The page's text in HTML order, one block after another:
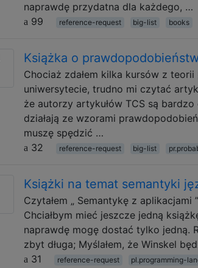
naprawdę przydatna dla każdego, …
99
reference-request big-list books
Książka o
Chociaż zdałem kilka kursów z
uniwersytecie, trudno mi czytać
że autorzy artykułów TCS są
działają ze wzorami
muszę spędzić …
32
reference-request big-list
Książki na temat semantyki
Czytałem „ Semantykę z
Chciałbym mieć jeszcze jedną
naprawdę mogę dostać tylko jedną.
zbyt długa; Myślałem, że Winskel
31
reference-request pl.programming-